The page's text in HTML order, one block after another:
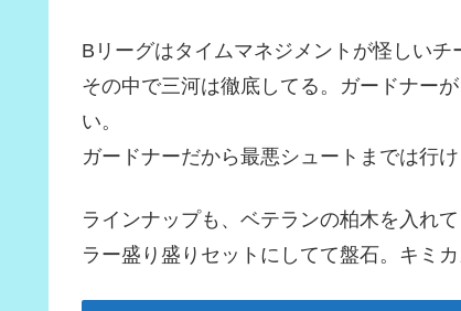
Bリーグはタイムマネジメントが怪しいチ
その中で三河は徹底してる。ガードナー
い。
ガードナーだから最悪シュートまでは行け
ラインナップも、ベテランの柏木を入れ
ラー盛り盛りセットにしてて盤石。キミ